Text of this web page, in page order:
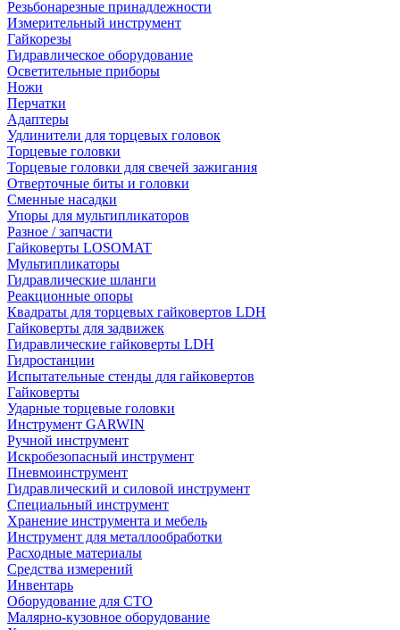
Резьбонарезные принадлежности
Измерительный инструмент
Гайкорезы
Гидравлическое оборудование
Осветительные приборы
Ножи
Перчатки
Адаптеры
Удлинители для торцевых головок
Торцевые головки
Торцевые головки для свечей зажигания
Отверточные биты и головки
Сменные насадки
Упоры для мультипликаторов
Разное / запчасти
Гайковерты LOSOMAT
Мультипликаторы
Гидравлические шланги
Реакционные опоры
Квадраты для торцевых гайковертов LDH
Гайковерты для задвижек
Гидравлические гайковерты LDH
Гидростанции
Испытательные стенды для гайковертов
Гайковерты
Ударные торцевые головки
Инструмент GARWIN
Ручной инструмент
Искробезопасный инструмент
Пневмоинструмент
Гидравлический и силовой инструмент
Специальный инструмент
Хранение инструмента и мебель
Инструмент для металлообработки
Расходные материалы
Средства измерений
Инвентарь
Оборудование для СТО
Малярно-кузовное оборудование